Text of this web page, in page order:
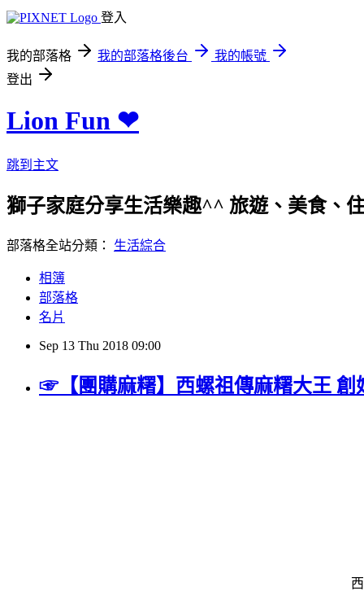
登入
我的部落格 我的部落格後台
我的帳號
登出
Lion Fun ❤
跳到主文
獅子家庭分享生活樂趣^^ 旅遊、美食、
部落格全站分類： 生活綜合
相簿
部落格
名片
Sep 13 Thu 2018 09:00
☞【團購麻糬】西螺祖傳麻糬大王 創